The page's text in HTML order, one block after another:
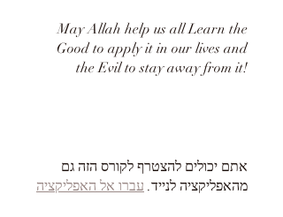
May Allah help us all Learn the
Good to apply it in our lives and
the Evil to stay away from it!
אתם יכולים להצטרף לקורס הזה גם
מהאפליקציה לנייד. עברו אל האפליקציה